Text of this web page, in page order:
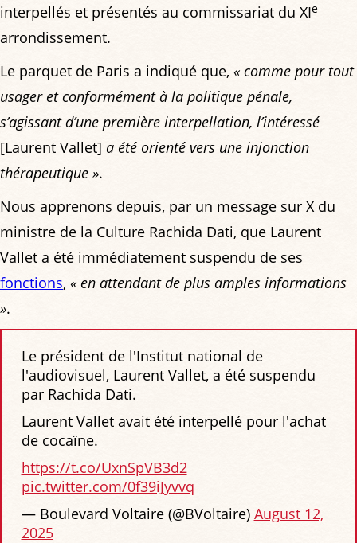
interpellés et présentés au commissariat du XIe
arrondissement.
Le parquet de Paris a indiqué que, « comme pour tout
usager et conformément à la politique pénale,
s’agissant d’une première interpellation, l’intéressé
[Laurent Vallet] a été orienté vers une injonction
thérapeutique ».
Nous apprenons depuis, par un message sur X du
ministre de la Culture Rachida Dati, que Laurent
Vallet a été immédiatement suspendu de ses
fonctions, « en attendant de plus amples informations
».
Le président de l'Institut national de
l'audiovisuel, Laurent Vallet, a été suspendu
par Rachida Dati.
Laurent Vallet avait été interpellé pour l'achat
de cocaïne.
https://t.co/UxnSpVB3d2
pic.twitter.com/0f39iJyvvq
— Boulevard Voltaire (@BVoltaire) August 12,
2025